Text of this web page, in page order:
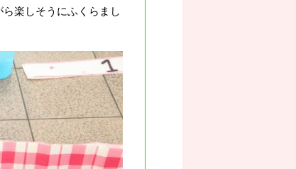
楽しそうにふくらまし